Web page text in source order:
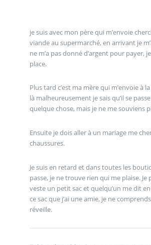
je suis avec mon père qui m’envoie
viande au supermarché, en arrivant je
ne m’a pas donné d’argent pour payer,
place.
Plus tard c’est ma mère qui m’envoie à
là malheureusement je sais qu’il se
quelque chose, mais je ne me souviens
Ensuite je dois aller à un mariage me
chaussures.
Je suis en retard et dans toutes les
passe, je ne trouve rien qui me plaise. Je
veste un petit sac et quelqu’un me dit
ce sac que j’ai une amie, je ne
réveille.